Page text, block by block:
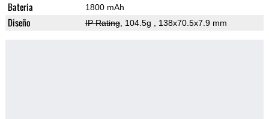
Bateria 1800 mAh
Diseño IP Rating, 104.5g , 138x70.5x7.9 mm